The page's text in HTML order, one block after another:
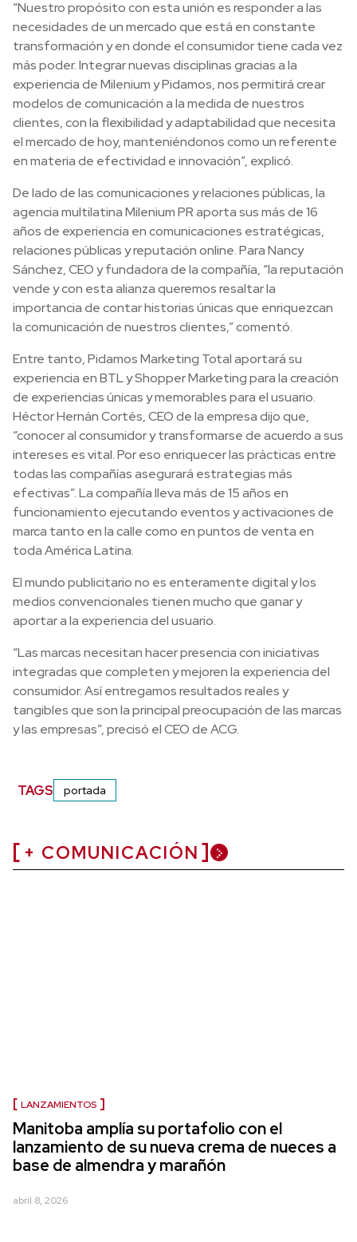
“Nuestro propósito con esta unión es responder a las
necesidades de un mercado que está en constante
transformación y en donde el consumidor tiene cada vez
más poder. Integrar nuevas disciplinas gracias a la
experiencia de Milenium y Pidamos, nos permitirá crear
modelos de comunicación a la medida de nuestros
clientes, con la flexibilidad y adaptabilidad que necesita
el mercado de hoy, manteniéndonos como un referente
en materia de efectividad e innovación”, explicó.
De lado de las comunicaciones y relaciones públicas, la
agencia multilatina Milenium PR aporta sus más de 16
años de experiencia en comunicaciones estratégicas,
relaciones públicas y reputación online. Para Nancy
Sánchez, CEO y fundadora de la compañía, “la reputación
vende y con esta alianza queremos resaltar la
importancia de contar historias únicas que enriquezcan
la comunicación de nuestros clientes,” comentó.
Entre tanto, Pidamos Marketing Total aportará su
experiencia en BTL y Shopper Marketing para la creación
de experiencias únicas y memorables para el usuario.
Héctor Hernán Cortés, CEO de la empresa dijo que,
“conocer al consumidor y transformarse de acuerdo a sus
intereses es vital. Por eso enriquecer las prácticas entre
todas las compañías asegurará estrategias más
efectivas”. La compañía lleva más de 15 años en
funcionamiento ejecutando eventos y activaciones de
marca tanto en la calle como en puntos de venta en
toda América Latina.
El mundo publicitario no es enteramente digital y los
medios convencionales tienen mucho que ganar y
aportar a la experiencia del usuario.
“Las marcas necesitan hacer presencia con iniciativas
integradas que completen y mejoren la experiencia del
consumidor. Así entregamos resultados reales y
tangibles que son la principal preocupación de las marcas
y las empresas”, precisó el CEO de ACG.
TAGS portada
+ COMUNICACIÓN
LANZAMIENTOS
Manitoba amplía su portafolio con el
lanzamiento de su nueva crema de nueces a
base de almendra y marañón
abril 8, 2026